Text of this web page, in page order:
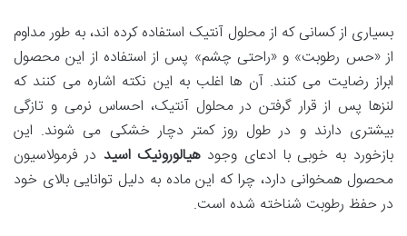
بسیاری از کسانی که از محلول آنتیک استفاده کرده اند، به طور مداوم
از «حس رطوبت» و «راحتی چشم» پس از استفاده از این محصول
ابراز رضایت می کنند. آن ها اغلب به این نکته اشاره می کنند که
لنزها پس از قرار گرفتن در محلول آنتیک، احساس نرمی و تازگی
بیشتری دارند و در طول روز کمتر دچار خشکی می شوند. این
بازخورد به خوبی با ادعای وجودهیالورونیک اسید در فرمولاسیون
محصول همخوانی دارد، چرا که این ماده به دلیل توانایی بالای خود
در حفظ رطوبت شناخته شده است.